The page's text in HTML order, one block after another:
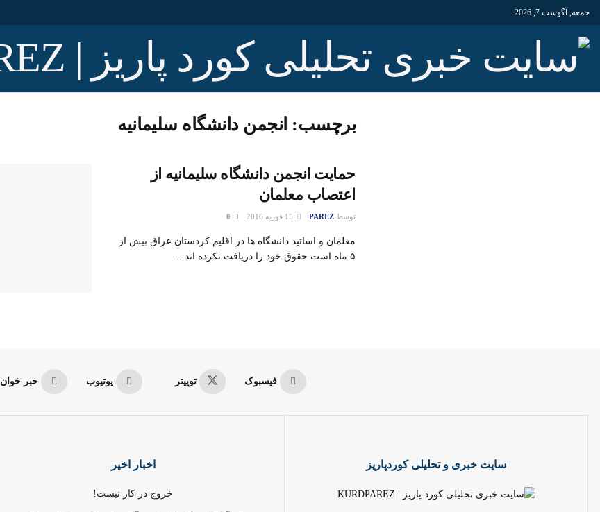
جمعه, آگوست 7, 2026
برچسب: انجمن دانشگاه سليمانيه
حمایت انجمن دانشگاه سلیمانیه از
اعتصاب معلمان
توسط PAREZ
معلمان و اساتید دانشگاه ها در اقلیم کردستان عراق بیش از
۵ ماه است حقوق خود را دریافت نکرده اند ...
فیسبوک توییتر یوتیوب خبر خوان RSS
سایت خبری و تحلیلی کوردپاریز اخبار اخیر
خروج در کار نیست!